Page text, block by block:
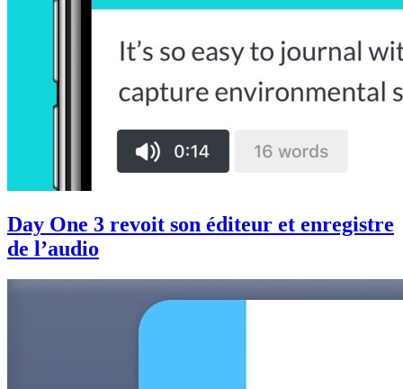
Day One 3 revoit son éditeur et enregistre
de l’audio